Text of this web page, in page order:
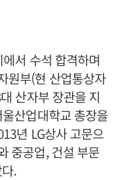
서 수석 합격하며
원부(현 산업통상자
산자부 장관을 지
산업대학교 총장을
년 LG상사 고문으
중공업, 건설 부문
.